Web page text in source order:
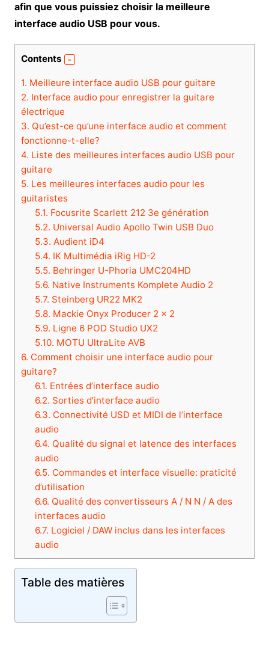
afin que vous puissiez choisir la meilleure
interface audio USB pour vous.
Contents
1. Meilleure interface audio USB pour guitare
2. Interface audio pour enregistrer la guitare
électrique
3. Qu’est-ce qu’une interface audio et comment
fonctionne-t-elle?
4. Liste des meilleures interfaces audio USB pour
guitare
5. Les meilleures interfaces audio pour les
guitaristes
5.1. Focusrite Scarlett 212 3e génération
5.2. Universal Audio Apollo Twin USB Duo
5.3. Audient iD4
5.4. IK Multimédia iRig HD-2
5.5. Behringer U-Phoria UMC204HD
5.6. Native Instruments Komplete Audio 2
5.7. Steinberg UR22 MK2
5.8. Mackie Onyx Producer 2 × 2
5.9. Ligne 6 POD Studio UX2
5.10. MOTU UltraLite AVB
6. Comment choisir une interface audio pour
guitare?
6.1. Entrées d’interface audio
6.2. Sorties d’interface audio
6.3. Connectivité USD et MIDI de l’interface
audio
6.4. Qualité du signal et latence des interfaces
audio
6.5. Commandes et interface visuelle: praticité
d’utilisation
6.6. Qualité des convertisseurs A / N N / A des
interfaces audio
6.7. Logiciel / DAW inclus dans les interfaces
audio
Table des matières